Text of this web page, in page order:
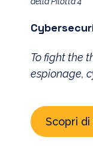
To fight the
espionage,
terrorism,
by
Scopri di